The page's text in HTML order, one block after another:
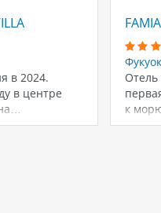
в 2024.
в центре
Фукуок
Отель
к